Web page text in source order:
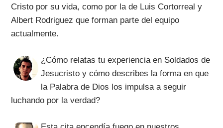
Cristo por su vida, como por la de Luis Cortorreal y
Albert Rodriguez que forman parte del equipo
actualmente.
¿Cómo relatas tu experiencia en Soldados de
Jesucristo y cómo describes la forma en que
la Palabra de Dios los impulsa a seguir
luchando por la verdad?